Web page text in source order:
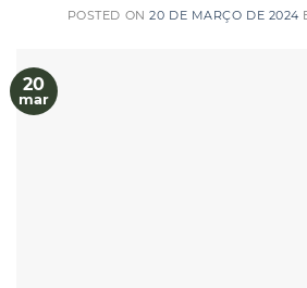
POSTED ON20 DE MARÇO DE 2024
20
mar